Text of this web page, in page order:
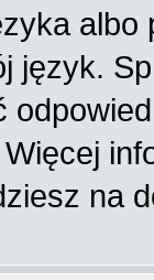
język.
na